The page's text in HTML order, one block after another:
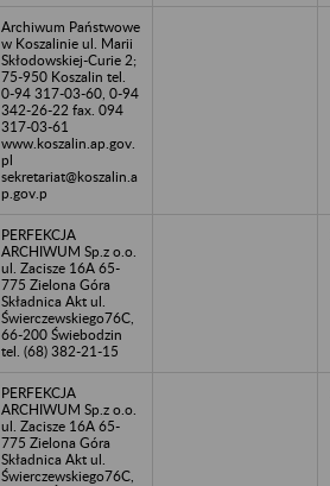
Archiwum Państwowe
w Koszalinie ul. Marii
Skłodowskiej-Curie 2;
75-950 Koszalin tel.
0-94 317-03-60, 0-94
342-26-22 fax. 094
317-03-61
www.koszalin.ap.gov.
pl
sekretariat@koszalin.a
p.gov.p
PERFEKCJA
ARCHIWUM Sp.z o.o.
ul. Zacisze 16A 65-
775 Zielona Góra
Składnica Akt ul.
Świerczewskiego76C,
66-200 Świebodzin
tel. (68) 382-21-15
PERFEKCJA
ARCHIWUM Sp.z o.o.
ul. Zacisze 16A 65-
775 Zielona Góra
Składnica Akt ul.
Świerczewskiego76C,